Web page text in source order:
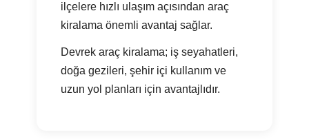
ilçelere hızlı ulaşım açısından araç
kiralama önemli avantaj sağlar.
Devrek araç kiralama; iş seyahatleri,
doğa gezileri, şehir içi kullanım ve
uzun yol planları için avantajlıdır.